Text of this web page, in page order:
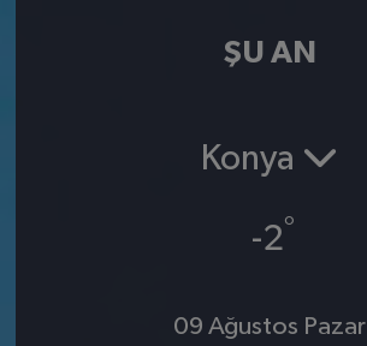
ŞU AN
Konya
-2°
09 Ağustos Pazar